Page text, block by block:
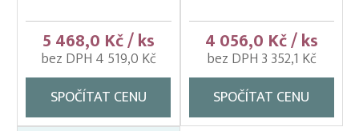
5 468,0 Kč / ks
bez DPH 4 519,0 Kč
SPOČÍTAT CENU
4 056,0 Kč / ks
bez DPH 3 352,1 Kč
SPOČÍTAT CENU